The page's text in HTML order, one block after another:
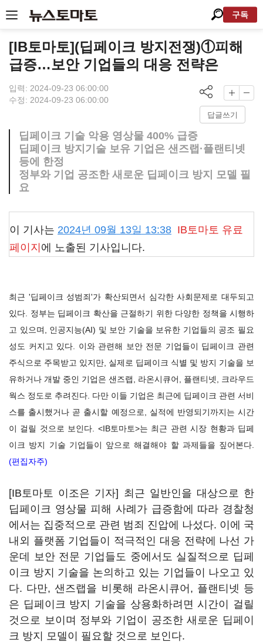
구독
[IB토마토](딥페이크 방지전쟁)①피해
급증…보안 기업들의 대응 전략은
입력: 2024-09-23 06:00:00
수정: 2024-09-23 06:00:00
답글쓰기
딥페이크 기술 악용 영상물 400% 급증
딥페이크 방지기술 보유 기업은 샌즈랩·플랜티넷
등에 한정
정부와 기업 공조한 새로운 딥페이크 방지 모델 필
요
이 기사는 2024년 09월 13일 13:38 IB토마토 유료
페이지 에 노출된 기사입니다.
최근 '딥페이크 성범죄'가 확산되면서 심각한 사회문제로 대두되고
있다. 정부는 딥페이크 확산을 근절하기 위한 다양한 정책을 시행하
고 있으며, 인공지능(AI) 및 보안 기술을 보유한 기업들의 공조 필요
성도 커지고 있다. 이와 관련해 보안 전문 기업들이 딥페이크 관련
주식으로 주목받고 있지만, 실제로 딥페이크 식별 및 방지 기술을 보
유하거나 개발 중인 기업은 샌즈랩, 라온시큐어, 플랜티넷, 크라우드
웍스 정도로 추려진다. 다만 이들 기업은 최근에 딥페이크 관련 서비
스를 출시했거나 곧 출시할 예정으로, 실적에 반영되기까지는 시간
이 걸릴 것으로 보인다. <IB토마토>는 최근 관련 시장 현황과 딥페
이크 방지 기술 기업들이 앞으로 해결해야 할 과제들을 짚어본다.
(편집자주)
[IB토마토 이조은 기자] 최근 일반인을 대상으로 한
딥페이크 영상물 피해 사례가 급증함에 따라 경찰청
에서는 집중적으로 관련 범죄 진압에 나섰다. 이에 국
내외 플랫폼 기업들이 적극적인 대응 전략에 나선 가
운데 보안 전문 기업들도 중에서도 실질적으로 딥페
이크 방지 기술을 논의하고 있는 기업들이 나오고 있
다. 다만, 샌즈랩을 비롯해 라온시큐어, 플랜티넷 등
은 딥페이크 방지 기술을 상용화하려면 시간이 걸릴
것으로 보이며 정부와 기업이 공조한 새로운 딥페이
크 방지 모델이 필요할 것으로 보인다.